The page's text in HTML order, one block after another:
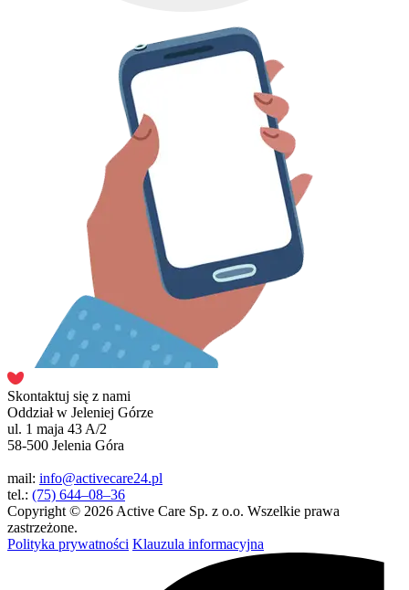
Skontaktuj się z nami
Oddział w Jeleniej Górze
ul. 1 maja 43 A/2
58-500 Jelenia Góra
mail: info@activecare24.pl
tel.: (75) 644–08–36
Copyright © 2026 Active Care Sp. z o.o. Wszelkie prawa
zastrzeżone.
Polityka prywatności Klauzula informacyjna